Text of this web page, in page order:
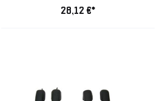
28,12 €*